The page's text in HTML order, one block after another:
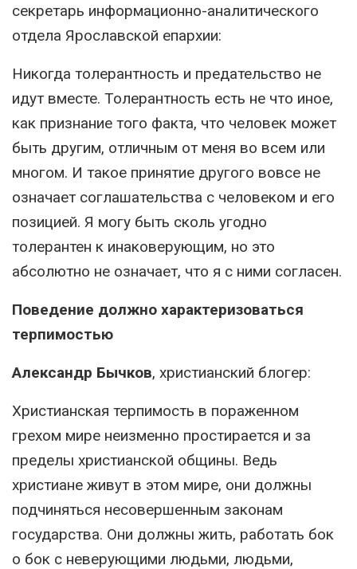
секретарь информационно-аналитического
отдела Ярославской епархии:
Никогда толерантность и предательство не
идут вместе. Толерантность есть не что иное,
как признание того факта, что человек может
быть другим, отличным от меня во всем или
многом. И такое принятие другого вовсе не
означает соглашательства с человеком и его
позицией. Я могу быть сколь угодно
толерантен к инаковерующим, но это
абсолютно не означает, что я с ними согласен.
Поведение должно характеризоваться
терпимостью
Александр Бычков, христианский блогер:
Христианская терпимость в пораженном
грехом мире неизменно простирается и за
пределы христианской общины. Ведь
христиане живут в этом мире, они должны
подчиняться несовершенным законам
государства. Они должны жить, работать бок
о бок с неверующими людьми, людьми,